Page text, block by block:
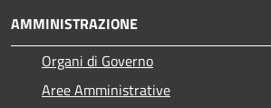
AMMINISTRAZIONE
Organi di Governo
Aree Amministrative